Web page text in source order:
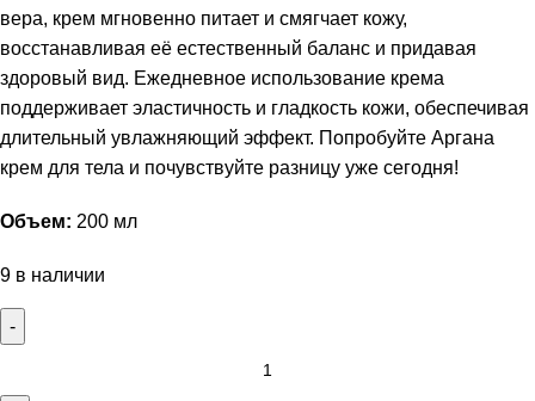
вера, крем мгновенно питает и смягчает кожу,
восстанавливая её естественный баланс и придавая
здоровый вид. Ежедневное использование крема
поддерживает эластичность и гладкость кожи, обеспечивая
длительный увлажняющий эффект. Попробуйте Аргана
крем для тела и почувствуйте разницу уже сегодня!
Объем: 200 мл
9 в наличии